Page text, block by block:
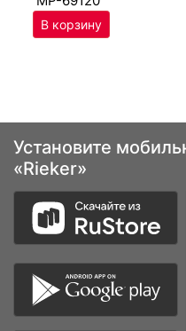
Установите
«Rieker»